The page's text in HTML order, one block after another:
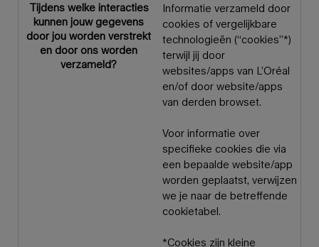
Tijdens welke interacties
kunnen jouw gegevens
door jou worden verstrekt
en door ons worden
verzameld?
Informatie verzameld door
cookies of vergelijkbare
technologieën (“cookies”*)
terwijl jij door
websites/apps van L’Oréal
en/of door website/apps
van derden browset.
Voor informatie over
specifieke cookies die via
een bepaalde website/app
worden geplaatst, verwijzen
we je naar de betreffende
cookietabel.
*Cookies zijn kleine